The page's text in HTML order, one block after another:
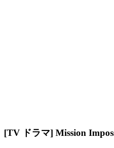
[TV ドラマ] Mission